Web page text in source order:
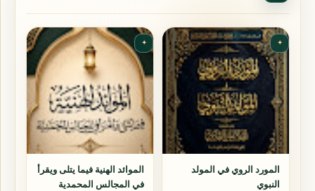
✦
المورد الروي في المولد
النبوي
✦
الموائد الهنية فيما يتلى ويقرأ
في المجالس المحمدية